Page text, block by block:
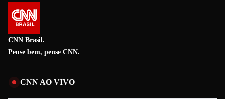
CNN Brasil.
Pense bem, pense CNN.
CNN AO VIVO